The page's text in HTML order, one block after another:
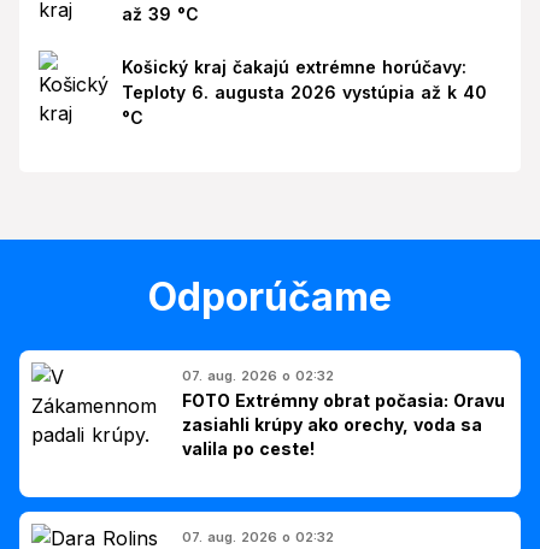
až 39 °C
Košický kraj čakajú extrémne horúčavy:
Teploty 6. augusta 2026 vystúpia až k 40
°C
Odporúčame
07. aug. 2026 o 02:32
FOTO Extrémny obrat počasia: Oravu
zasiahli krúpy ako orechy, voda sa
valila po ceste!
07. aug. 2026 o 02:32